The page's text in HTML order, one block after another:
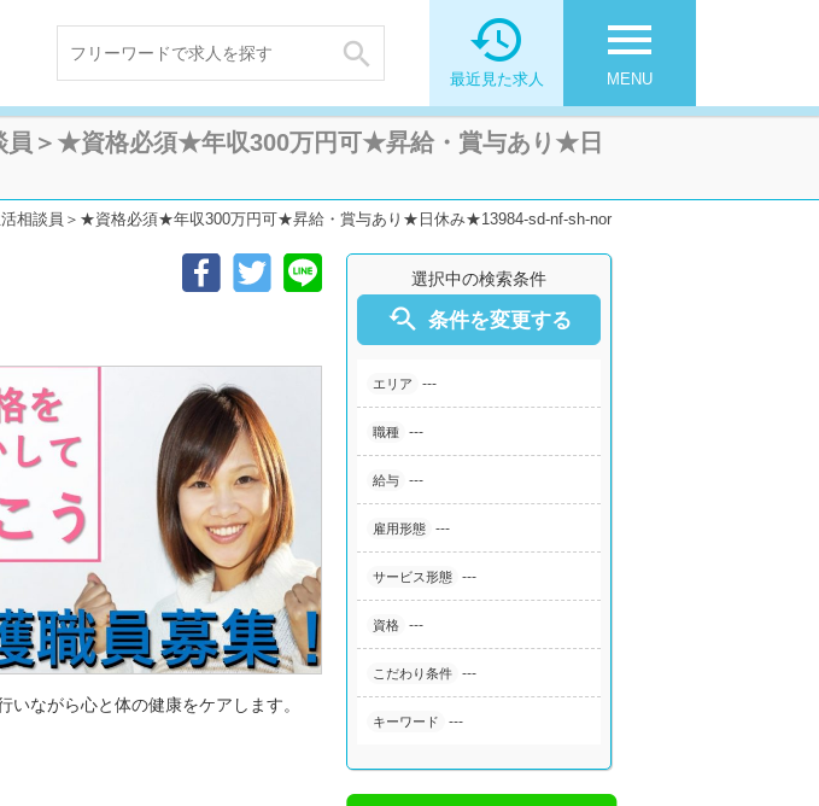
 menu
MENU

最近見た求人
員＞★資格必須★年収300万円可★昇給・賞与あり★日
活相談員＞★資格必須★年収300万円可★昇給・賞与あり★日休み★13984-sd-nf-sh-nor
選択中の検索条件
 条件を変更する
エリア ---
職種 ---
給与 ---
雇用形態 ---
サービス形態 ---
資格 ---
こだわり条件 ---
キーワード ---
ながら心と体の健康をケアします。